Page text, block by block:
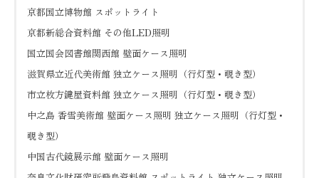
京都国立博物館 スポットライト
京都新総合資料館 その他LED照明
国立国会図書館関西館 壁面ケース照明
滋賀県立近代美術館 独立ケース照明（行灯型・覗き型）
市立枚方鍵屋資料館 独立ケース照明（行灯型・覗き型）
中之島 香雪美術館 壁面ケース照明 独立ケース照明（行灯型・
覗き型）
中国古代鏡展示館 壁面ケース照明